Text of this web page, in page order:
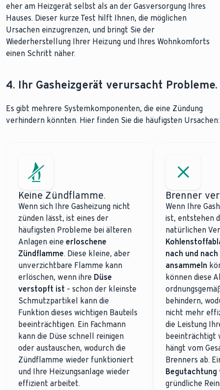
eher am Heizgerät selbst als an der Gasversorgung Ihres
Hauses. Dieser kurze Test hilft Ihnen, die möglichen
Ursachen einzugrenzen, und bringt Sie der
Wiederherstellung Ihrer Heizung und Ihres Wohnkomforts
einen Schritt näher.
4. Ihr Gasheizgerät verursacht Probleme.
Es gibt mehrere Systemkomponenten, die eine Zündung
verhindern könnten. Hier finden Sie die häufigsten Ursachen:
Keine Zündflamme.
Wenn sich Ihre Gasheizung nicht
zünden lässt, ist eines der
häufigsten Probleme bei älteren
Anlagen eine erloschene
Zündflamme. Diese kleine, aber
unverzichtbare Flamme kann
erlöschen, wenn ihre Düse
verstopft ist – schon der kleinste
Schmutzpartikel kann die
Funktion dieses wichtigen Bauteils
beeinträchtigen. Ein Fachmann
kann die Düse schnell reinigen
oder austauschen, wodurch die
Zündflamme wieder funktioniert
und Ihre Heizungsanlage wieder
effizient arbeitet.
Brenner
Wenn Ihre
ist, entstehen
natürlichen
nach und
ansammeln
können diese
behindern,
nicht mehr
die Leistung
beeinträchtigt
hängt vom
Brenners ab.
Begutachtung
gründliche